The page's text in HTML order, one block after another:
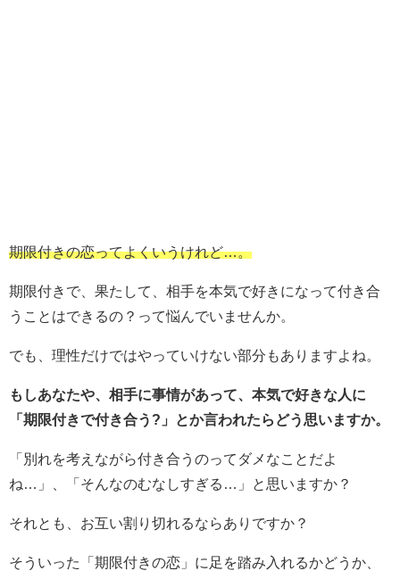
期限付きの恋ってよくいうけれど…。
期限付きで、果たして、相手を本気で好きになって付き合
うことはできるの？って悩んでいませんか。
でも、理性だけではやっていけない部分もありますよね。
もしあなたや、相手に事情があって、本気で好きな人に
「期限付きで付き合う?」とか言われたらどう思いますか。
「別れを考えながら付き合うのってダメなことだよ
ね…」、「そんなのむなしすぎる…」と思いますか？
それとも、お互い割り切れるならありですか？
そういった「期限付きの恋」に足を踏み入れるかどうか、